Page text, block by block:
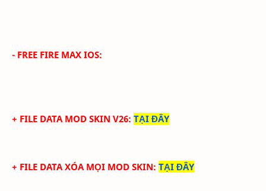
- FREE FIRE MAX IOS:
+ FILE DATA MOD SKIN V26: TẠI ĐÂY
+ FILE DATA XÓA MỌI MOD SKIN: TẠI ĐÂY